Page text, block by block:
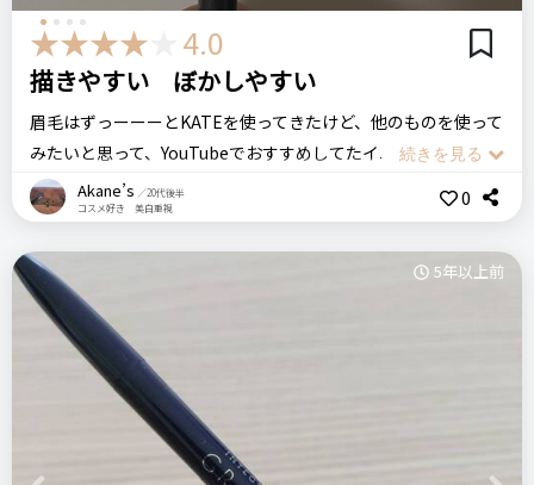
価格
440円 ドン・キホーテ
ビボ プチプラコスメ
アイフルマユズミA
アイブロウ
＼ショップで商品を探す／
コメント（0 件）
リピート回数・頻度
はじめて 次回もリピートしたい◎
良いところ
三角二層
悪いところ（残念）
売り切れ
夏場に耐えられるかどうか
4.0
描きやすい ぼかしやすい
眉毛はずっーーーとKATEを使ってきたけど、他のものを使って
みたいと思って、YouTubeでおすすめしてたイニスフリーのこ
ちらを購入。
店舗ではなくてQ10で購入したので、実際どんな色か分からず
私が購入した色は濃い茶色みたいな色。少し濃すぎたかなと色
は選択ミスだったかなと…
でも、描きやすい！！！先端が斜めになっていて変に細すぎ
ず、太すぎず。だから、眉頭から眉尻まで綺麗に描けるし、ペ
ンシルの後ろにはブラシが付いていて、これで眉頭をぼかす事
ペンシルタイプは結構濃くなったり眉描いてますみたいな印象
Akane’s ／20代後半
コスメ好き 美白重視
0
5年以上前